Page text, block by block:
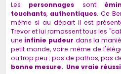
Les personnages sont
touchants, authentiques. Ce
même si au départ il est
Trevor et lui ramassent tous les
une infinie pudeur dans la
petit monde, voire même de
ou trop peu : pas de pathos, pas
bonne mesure. Une vraie